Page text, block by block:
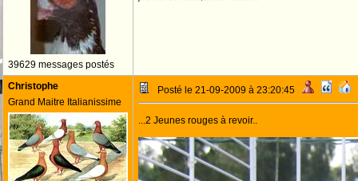
39629 messages postés
Christophe
Grand Maitre Italianissime
Posté le 21-09-2009 à 23:20:45
...2 Jeunes rouges à revoir..